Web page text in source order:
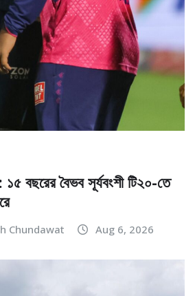
১৫ বছরের বৈভব সূর্যবংশী টি২০-তে
Chundawat Aug 6, 2026